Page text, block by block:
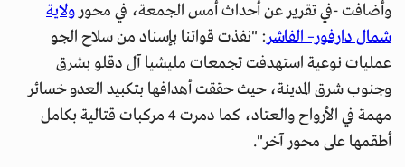
وأضافت -في تقرير عن أحداث أمس الجمعة، في محورولاية
شمال دارفور– الفاشر: "نفذت قواتنا بإسناد من سلاح الجو
عمليات نوعية استهدفت تجمعات مليشيا آل دقلو بشرق
وجنوب شرق المدينة، حيث حققت أهدافها بتكبيد العدو خسائر
مهمة في الأرواح والعتاد، كما دمرت 4 مركبات قتالية بكامل
أطقمها على محور آخر".